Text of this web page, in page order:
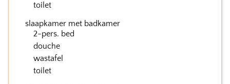
toilet
slaapkamer met badkamer
2-pers. bed
douche
wastafel
toilet